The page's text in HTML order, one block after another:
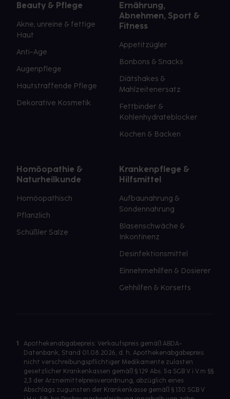
Beauty & Pflege
Akne, unreine & fettige
Haut
Anti-Age
Augenpflege
Hautstraffende Pflege
Dekorative Kosmetik
Ernährung,
Abnehmen, Sport &
Fitness
Appetitzügler
Bonbons & Snacks
Diätshakes &
Mahlzeitenersatz
Fettbinder &
Kohlenhydrateblocker
Kochen & Backen
Homöopathie &
Naturheilkunde
Homöopathisch
Pflanzlich
Schüßler Salze
Krankenpflege &
Hilfsmittel
Aufbaunahrung &
Sondennahrung
Blasenschwäche &
Inkontinenz
Desinfektionsmittel
Einnehmehilfen & Dosierer
Gehhilfen & Korsetts
1
Apothekenabgabepreis: Verkaufspreis gemäß ABDA-
Datenbank, Stand 01.08.2026, d. h. Apothekenabgabepreis
nicht verschreibungspflichtiger Medikamente zulasten
gesetzlicher Krankenkassen gemäß § 129 Abs. 5a SGB V i.V.m §§
2,3 der Arzneimittelpreisverordnung, abzüglich eines
Abschlags zugunsten der Krankenkasse gemäß § 130 SGB V